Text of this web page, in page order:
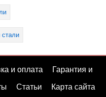
и оплата Гарантия и
Статьи Карта сайта